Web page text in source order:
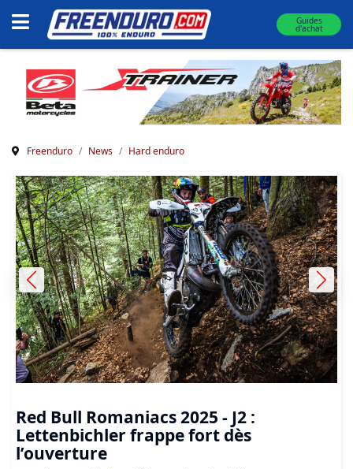
Guides
d'achat
Freenduro News Hard enduro
Previous Next
Red Bull Romaniacs 2025 - J2 :
Lettenbichler frappe fort dès
l’ouverture